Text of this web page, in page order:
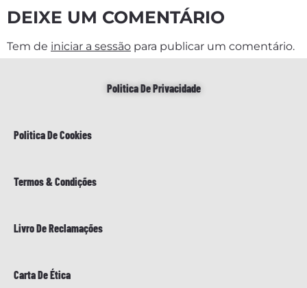
DEIXE UM COMENTÁRIO
Tem de iniciar a sessão para publicar um comentário.
Politica De Privacidade
Politica De Cookies
Termos & Condições
Livro De Reclamações
Carta De Ética